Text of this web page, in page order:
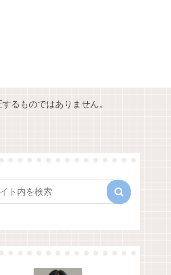
るものではありません。